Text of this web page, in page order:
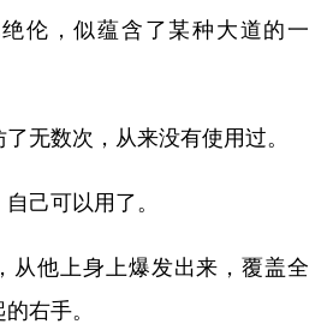
伦，似蕴含了某种大道的一
无数次，从来没有使用过。
己可以用了。
从他上身上爆发出来，覆盖全
右手。